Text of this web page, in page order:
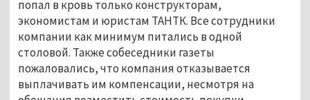
попал в кровь только конструкторам,
экономистам и юристам ТАНТК. Все сотрудники
компании как минимум питались в одной
столовой. Также собеседники газеты
пожаловались, что компания отказывается
выплачивать им компенсации, несмотря на